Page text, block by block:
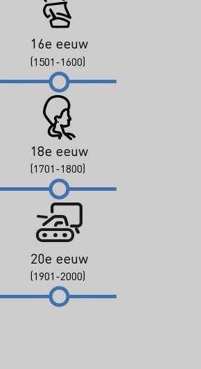
16e eeuw
(1501-1600)
18e eeuw
(1701-1800)
20e eeuw
(1901-2000)